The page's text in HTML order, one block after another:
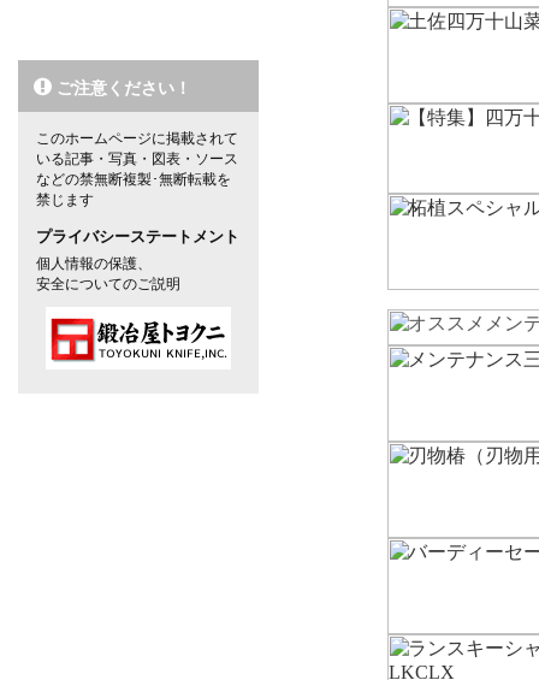
ご注意ください！
このホームページに掲載されて
いる記事・写真・図表・ソース
などの禁無断複製･無断転載を
禁じます
プライバシーステートメント
個人情報の保護、
安全についてのご説明